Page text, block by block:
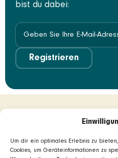
Um dir ein optimales Erlebnis zu
Cookies, um Geräteinformationen zu
bist du dabei:
Registrieren